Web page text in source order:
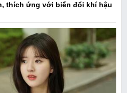
thích ứng với biến đổi khí hậu